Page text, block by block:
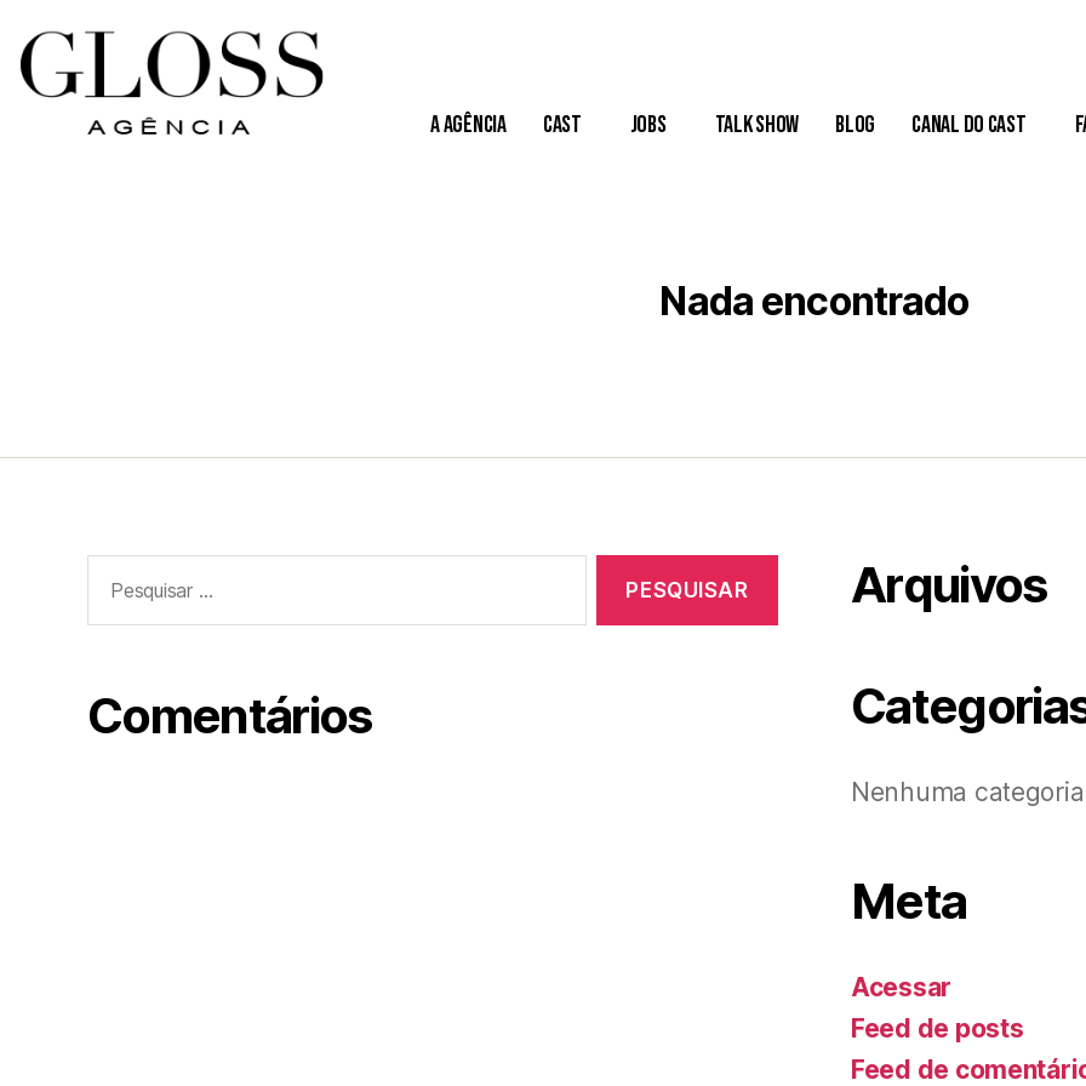
A Agência Cast Jobs Talk Show Blog Canal do Cast
Nada encontrado
Comentários
Arquivos
Nenhuma categoria
Meta
Acessar
Feed de posts
Feed de